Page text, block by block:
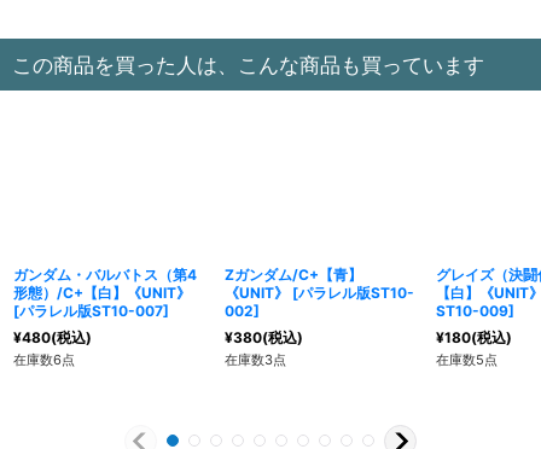
この商品を買った人は、こんな商品も買っています
ガンダム・バルバトス（第4
形態）/C+【白】《UNIT》
[パラレル版ST10-007]
¥480(税込)
在庫数6点
Ζガンダム/C+【青】
《UNIT》
[パラレル版ST10-
002]
¥380(税込)
在庫数3点
グレイズ（決
【白】《UNIT
ST10-009]
¥180(税込)
在庫数5点